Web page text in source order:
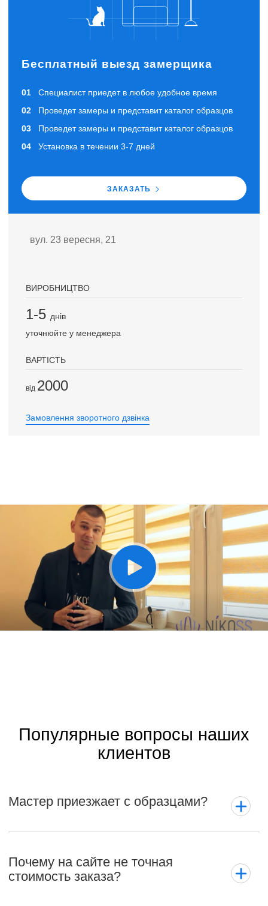
вул. 23 вересня, 21
ВИРОБНИЦТВО
1-5 днів
уточнюйте у менеджера
ВАРТІСТЬ
вiд 2000
Замовлення зворотного дзвінка
Бесплатный выезд замерщика
Специалист приедет в любое удобное время
Проведет замеры и представит каталог образцов
Проведет замеры и представит каталог образцов
Установка в течении 3-7 дней
ЗАКАЗАТЬ
Популярные вопросы наших
клиентов
Мастер приезжает с образцами?
Почему на сайте не точная
стоимость заказа?